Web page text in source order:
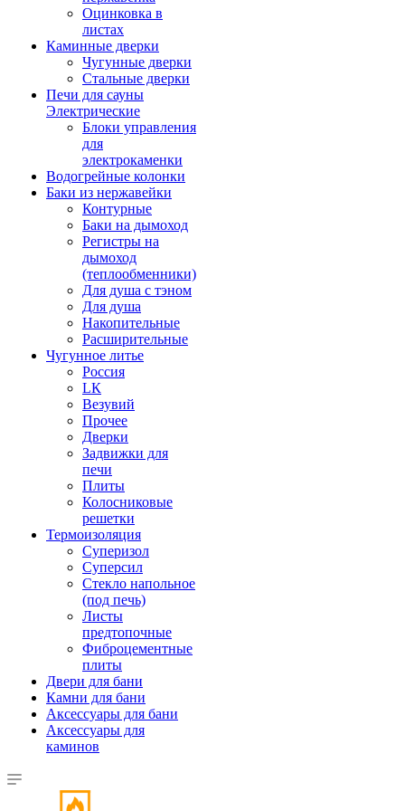
Оцинковка в
листах
Каминные дверки
Чугунные дверки
Стальные дверки
Печи для сауны
Электрические
Блоки управления
для
электрокаменки
Водогрейные колонки
Баки из нержавейки
Контурные
Баки на дымоход
Регистры на
дымоход
(теплообменники)
Для душа с тэном
Для душа
Накопительные
Расширительные
Чугунное литье
Россия
LК
Везувий
Прочее
Дверки
Задвижки для
печи
Плиты
Колосниковые
решетки
Термоизоляция
Суперизол
Суперсил
Стекло напольное
(под печь)
Листы
предтопочные
Фиброцементные
плиты
Двери для бани
Камни для бани
Аксессуары для бани
Аксессуары для
каминов